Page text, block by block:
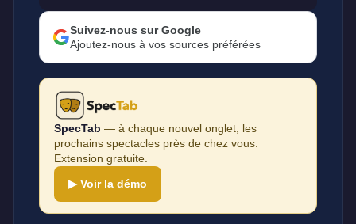
Suivez-nous sur Google
Ajoutez-nous à vos sources préférées
SpecTab — à chaque nouvel onglet, les
prochains spectacles près de chez vous.
Extension gratuite.
▶ Voir la démo